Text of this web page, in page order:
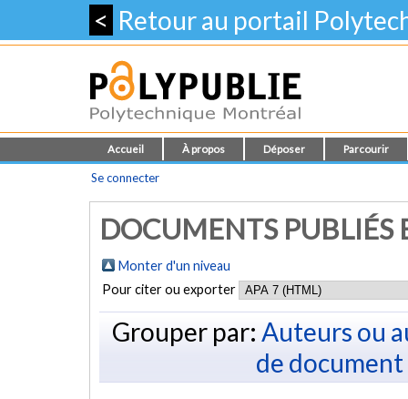
< Retour au portail
Accueil À propos Déposer Parcourir
Se connecter
DOCUMENTS PUBLIÉS
Monter d'un niveau
Pour citer ou exporter
Grouper par: Auteurs ou
de document